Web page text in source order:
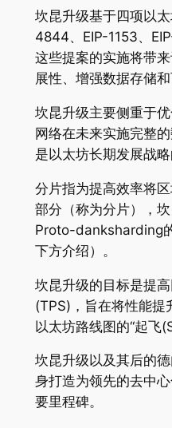
坎昆升级基于四项以
4844、EIP-1153、
这些提案的实施将带
展性、增强数据存储
坎昆升级主要侧重于
网络在未来实施完整
是以太坊长期发展战略
分片指为提高效率将
部分（称为分片），
Proto-danksharding
下方介绍）。
坎昆升级的目标是提
(TPS)，旨在将性能
以太坊路线图的“起飞
坎昆升级以及其后的
身打造为领先的去中
要里程碑。